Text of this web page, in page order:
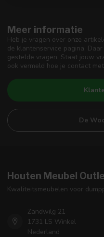
Meer informatie
Heb je vragen over onze
de klantenservice pagina.
gestelde vragen. Staat jouw
ook vermeld hoe je contact
De
Houten Meubel
Kwaliteitsmeubelen voor
Zandwilg 21
1731 LS Winkel
Nederland